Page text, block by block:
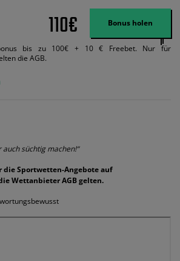
110€ Bonus holen
bis zu 100€ + 10 € Freebet. Nur für
die AGB.
auch süchtig machen!“
die Sportwetten-Angebote auf
Wettanbieter AGB gelten.